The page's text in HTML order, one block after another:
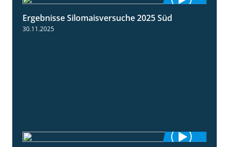
Ergebnisse Silomaisversuche 2025 Süd
30.11.2025